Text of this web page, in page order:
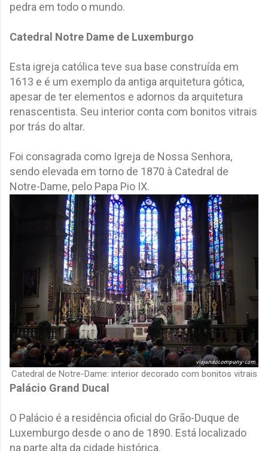
pedra em todo o mundo.
Catedral Notre Dame de Luxemburgo
Esta igreja católica teve sua base construída em
1613 e é um exemplo da antiga arquitetura gótica,
apesar de ter elementos e adornos da arquitetura
renascentista. Seu interior conta com bonitos vitrais
por trás do altar.
Foi consagrada como Igreja de Nossa Senhora,
sendo elevada em torno de 1870 à Catedral de
Notre-Dame, pelo Papa Pio IX.
Catedral de Notre-Dame: interior decorado com bonitos vitrais
Palácio Grand Ducal
O Palácio é a residência oficial do Grão-Duque de
Luxemburgo desde o ano de 1890. Está localizado
na parte alta da cidade histórica.